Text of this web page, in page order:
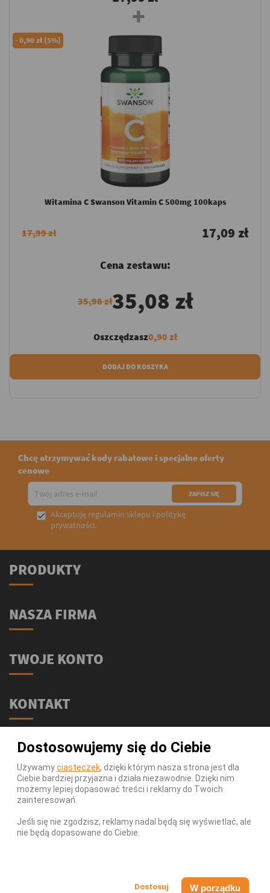
-0,90 zł (5%)
Witamina C Swanson Vitamin C 500mg 100kaps
17,99 zł 17,09 zł
Cena zestawu:
35,98 zł35,08 zł
Oszczędzasz0,90 zł
DODAJ DO KOSZYKA
Chcę otrzymywać kody rabatowe i specjalne oferty
cenowe
 Akceptuję regulamin sklepu i politykę
prywatności.
Dostosowujemy się do Ciebie
Używamyciasteczek, dzięki którym nasza strona jest dla
Ciebie bardziej przyjazna i działa niezawodnie. Dzięki nim
możemy lepiej dopasować treści i reklamy do Twoich
zainteresowań.
Jeśli się nie zgodzisz, reklamy nadal będą się wyświetlać, ale
nie będą dopasowane do Ciebie.
W porządku
PRODUKTY
NASZA FIRMA
TWOJE KONTO
KONTAKT
ul. Stołeczna 2/lok 102
15-879 Białystok
Telefon:
539 111 590
Infolinia:Pn-Pt 9-17
E-mail:
info@swiatsupli.pl